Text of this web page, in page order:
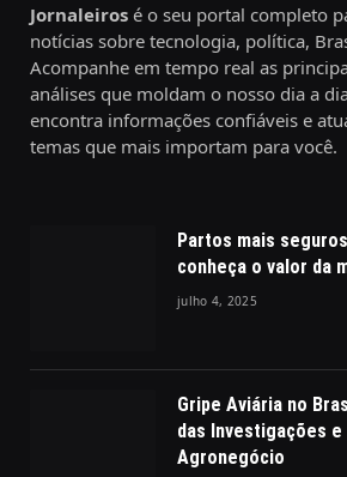
Jornaleiros é o seu portal completo
notícias sobre tecnologia, política,
Acompanhe em tempo real as
análises que moldam o nosso dia a
encontra informações confiáveis e
temas que mais importam para você.
Partos mais
conheça o valor da
julho 4, 2025
Gripe Aviária no
das Investigações e
Agronegócio